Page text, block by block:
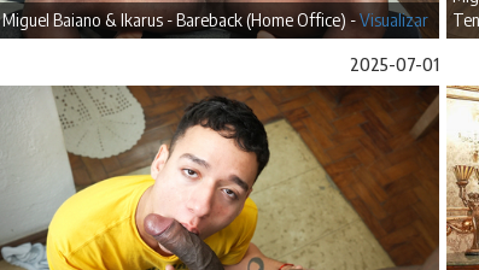
Miguel Baiano & Ikarus - Bareback (Home Office) -Visualizar
2025-07-01